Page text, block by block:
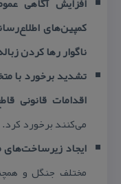
كمپین‌های
ناگوار رها كردن
تشدید برخورد با
اقدامات قانونی
می‌كنند برخورد كرد.
ایجاد
مختلف جنگل و